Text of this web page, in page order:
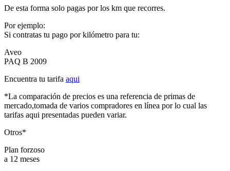
De esta forma solo pagas por los km que recorres.
Por ejemplo:
Si contratas tu pago por kilómetro para tu:
Aveo
PAQ B 2009
Encuentra tu tarifa aqui
*La comparación de precios es una referencia de primas de
mercado,tomada de varios compradores en línea por lo cual las
tarifas aqui presentadas pueden variar.
Otros*
Plan forzoso
a 12 meses